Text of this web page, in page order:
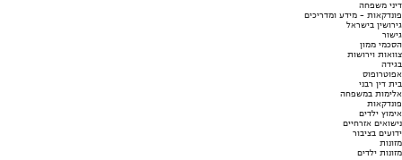
דיני משפחה
פונדקאות - מידע ומדריכים
גירושין בישראל
גישור
הסכמי ממון
צוואות וירושות
בגידה
אפוטרופוס
בית דין רבני
אלימות במשפחה
פונדקאות
אימוץ ילדים
נישואים אזרחיים
ידועים בציבור
מזונות
מזונות ילדים